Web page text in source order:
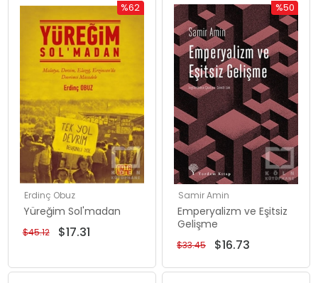
Erdinç Obuz
Yüreğim Sol'madan
$17.31
$45.12
%62
İndirim
Samir Amin
Emperyalizm ve Eşitsiz
Gelişme
$16.73
$33.45
%50
İndirim